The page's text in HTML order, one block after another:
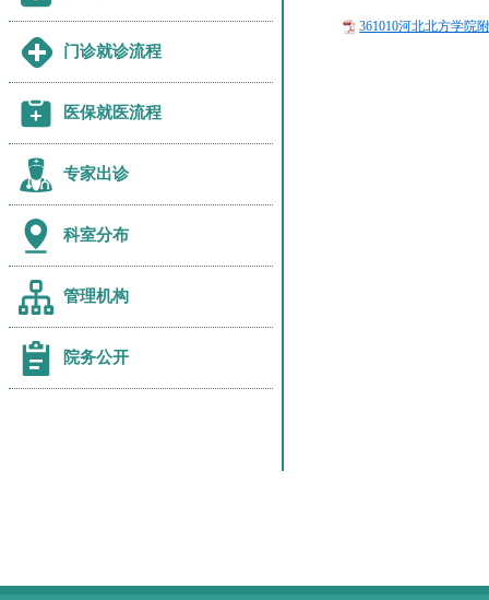
门诊就诊流程
医保就医流程
专家出诊
科室分布
管理机构
院务公开
361010河北北方学院